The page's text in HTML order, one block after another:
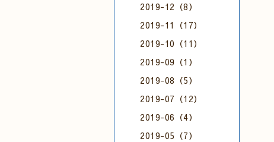
2019-12（8）
2019-11（17）
2019-10（11）
2019-09（1）
2019-08（5）
2019-07（12）
2019-06（4）
2019-05（7）